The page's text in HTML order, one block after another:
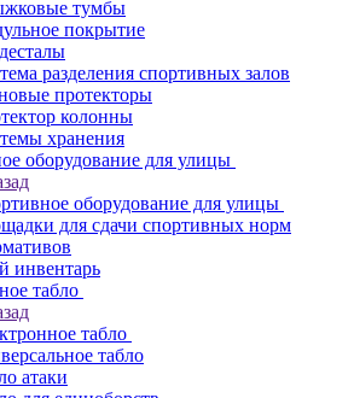
тумбы
покрытие
разделения спортивных залов
протекторы
колонны
хранения
оборудование для улицы
оборудование для улицы
для сдачи спортивных норм
инвентарь
табло
табло
табло
атаки